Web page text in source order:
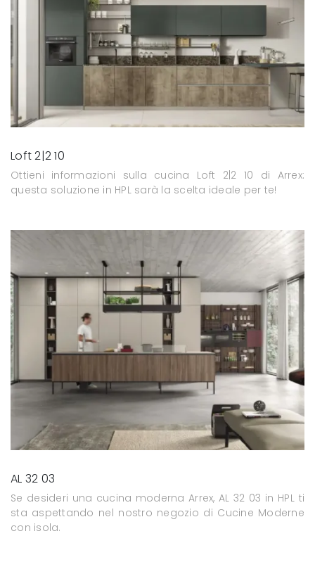
Loft 2|2 10
Ottieni informazioni sulla cucina Loft 2|2 10 di Arrex:
questa soluzione in HPL sarà la scelta ideale per te!
AL 32 03
Se desideri una cucina moderna Arrex, AL 32 03 in HPL ti
sta aspettando nel nostro negozio di Cucine Moderne
con isola.